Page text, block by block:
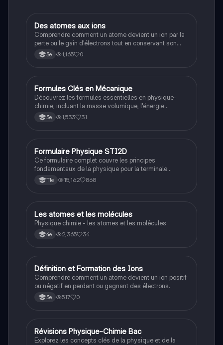
DPhysique/Chimie
Des atomes aux ions
Comprendre comment un atome devient un ion par la
perte ou le gain d'électrons tout en conservant son
noyau intact.
3e 1,165 0
Physique/Chimie
Formules Clés en Mécanique
Découvrez les formules essentielles en physique-
chimie, incluant la masse volumique, l'énergie
cinétique, l'énergie potentielle, et la puissance. Ce
résumé pratique est idéal pour les révisions du brevet.
3e 1,533 31
STI2D
Formulaire Physique STI2D
Ce formulaire complet couvre les principes
fondamentaux de la physique pour la terminale
STI2D, incluant la mécanique, l'électricité, l'énergie, et
les transferts thermiques. Idéal pour réviser les
Tle 15,162 868
Physique/Chimie
Les atomes et les molécules
Physique chimie - les atomes et les molécules
4e 2,365 34
DPhysique/Chimie
Définition et Formation des Ions
Comprendre comment un atome devient un ion positif
ou négatif en perdant ou gagnant des électrons.
3e 517 0
Physique/Chimie
Révisions Physique-Chimie Bac
Explorez les concepts clés de la physique et de la